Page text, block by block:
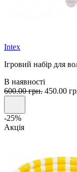
Intex
Ігровий набір для
В наявності
600.00 грн. 450.00
-25%
Акція